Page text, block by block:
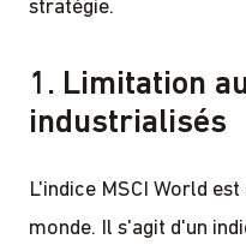
stratégie.
1. Limitation
industrialisés
L'indice MSCI World
monde. Il s'agit d'un